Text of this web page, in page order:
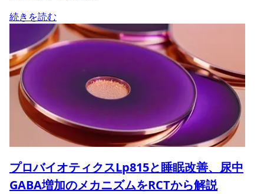
続きを読む
プロバイオティクスLp815と睡眠改善、尿中
GABA増加のメカニズムをRCTから解説